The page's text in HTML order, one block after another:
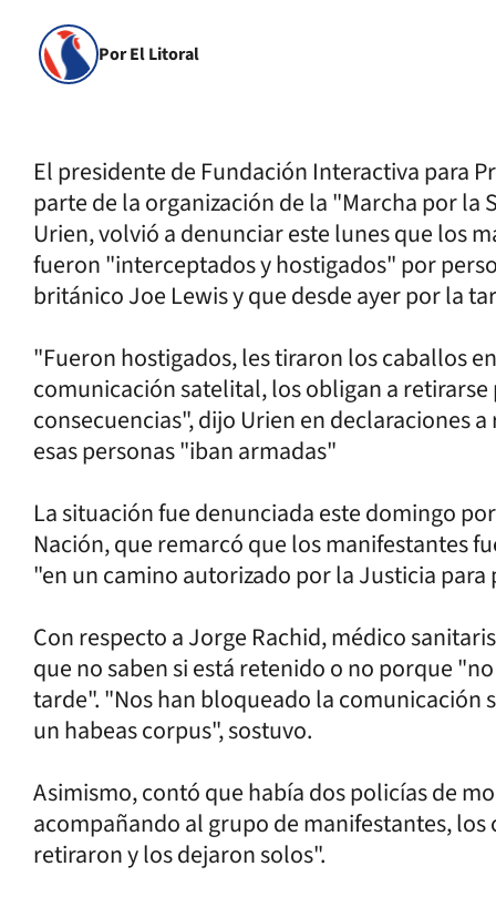
Por El Litoral
El presidente de Fundación Interactiva para
parte de la organización de la "Marcha por la
Urien, volvió a denunciar este lunes que los
fueron "interceptados y hostigados" por
británico Joe Lewis y que desde ayer por la
"Fueron hostigados, les tiraron los caballos
comunicación satelital, los obligan a
consecuencias", dijo Urien en declaraciones
esas personas "iban armadas"
La situación fue denunciada este domingo
Nación, que remarcó que los manifestantes
"en un camino autorizado por la Justicia para
Con respecto a Jorge Rachid, médico
que no saben si está retenido o no porque
tarde". "Nos han bloqueado la
un habeas corpus", sostuvo.
Asimismo, contó que había dos policías de
acompañando al grupo de manifestantes,
retiraron y los dejaron solos".